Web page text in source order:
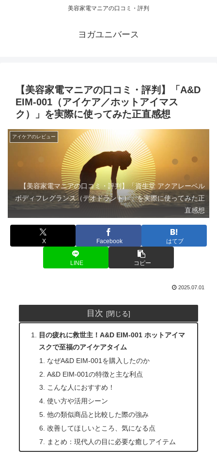
美容家電マニアの口コミ・評判
ヨガユニバース
【美容家電マニアの口コミ・評判】「A&D
EIM-001（アイケア／ホットアイマス
ク）」を実際に使ってみた正直感想
アイケアのレビュー
【美容家電マニアの口コミ・評判】「資生堂 アクアレーベル
ボディフレグランス（デオドラント）」を実際に使ってみた正
直感想
X Facebook はてブ
LINE コピー
2025.07.01
目次
目の疲れに救世主！A&D EIM-001 ホットアイマ
スクで至福のアイケアタイム
なぜA&D EIM-001を購入したのか
A&D EIM-001の特徴と主な利点
こんな人におすすめ！
使い方や活用シーン
他の類似商品と比較した際の強み
改善してほしいところ、気になる点
まとめ：現代人の目に必要な癒しアイテム